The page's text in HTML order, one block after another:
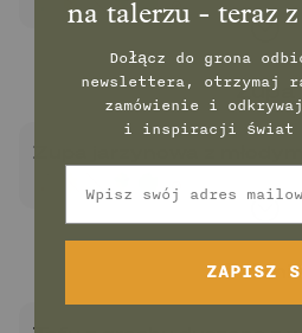
Zupa
Zupa jarzynowa z
II
na talerzu - teraz z
Dołącz do grona
newslettera, otrzymaj
zamówienie i
i inspiracji świat
ZAPISZ